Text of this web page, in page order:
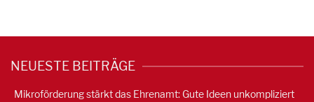
NEUESTE BEITRÄGE
Mikroförderung stärkt das Ehrenamt: Gute Ideen unkompliziert